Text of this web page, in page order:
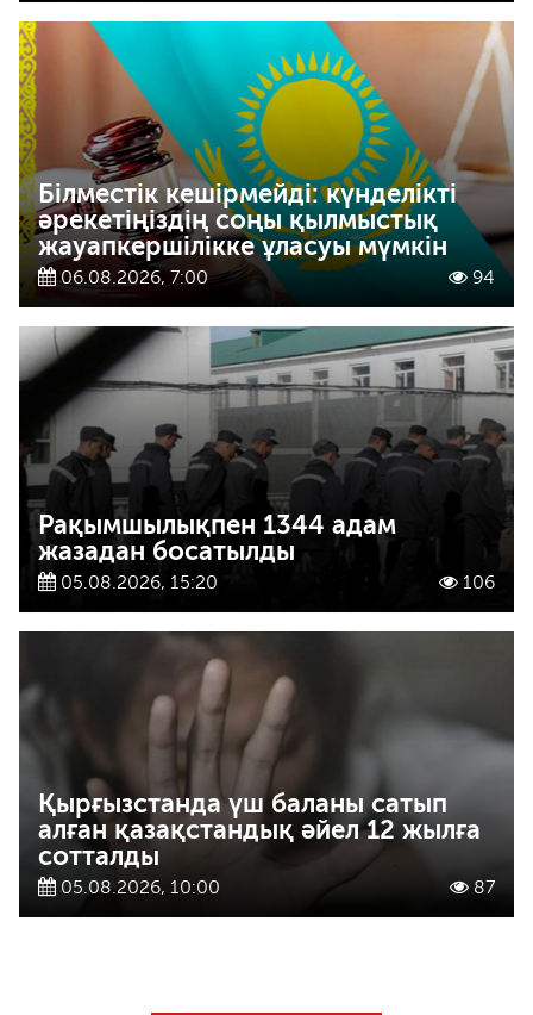
Білместік кешірмейді: күнделікті
әрекетіңіздің соңы қылмыстық
жауапкершілікке ұласуы мүмкін
06.08.2026, 7:00 94
Рақымшылықпен 1344 адам
жазадан босатылды
05.08.2026, 15:20 106
Қырғызстанда үш баланы сатып
алған қазақстандық әйел 12 жылға
сотталды
05.08.2026, 10:00 87